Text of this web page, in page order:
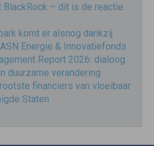
BlackRock – dit is de reactie
komt er alsnog dankzij
Energie & Innovatiefonds
Report 2026: dialoog
duurzame verandering
financiers van vloeibaar
Staten